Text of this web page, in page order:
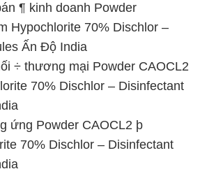
¶ kinh doanh Powder
Hypochlorite 70% Dischlor –
Ấn Độ India
÷ thương mại Powder CAOCL2
70% Dischlor – Disinfectant
ứng Powder CAOCL2 þ
70% Dischlor – Disinfectant